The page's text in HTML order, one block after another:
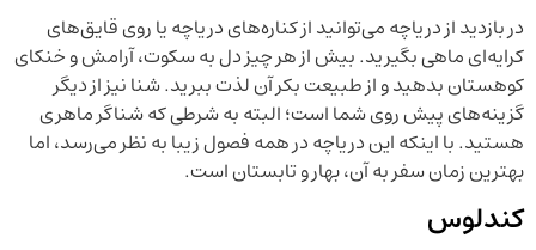
در بازدید از دریاچه می‌توانید از کناره‌های دریاچه یا روی قایق‌های
کرایه‌ای ماهی بگیرید. بیش از هر چیز دل به سکوت، آرامش و خنکای
کوهستان بدهید و از طبیعت بکر آن لذت ببرید. شنا نیز از دیگر
گزینه‌های پیش روی شما است؛ البته به شرطی که شناگر ماهری
هستید. با اینکه این دریاچه در همه فصول زیبا به نظر می‌رسد، اما
بهترین زمان سفر به آن، بهار و تابستان است.
کندلوس